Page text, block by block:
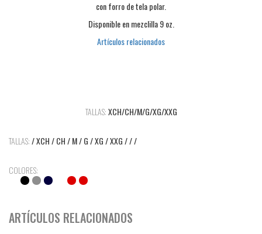
con forro de tela polar.
Disponible en mezclilla 9 oz.
Artículos relacionados
TALLAS:XCH/CH/M/G/XG/XXG
TALLAS:/ XCH / CH / M / G / XG / XXG / / /
COLORES:
ARTÍCULOS RELACIONADOS